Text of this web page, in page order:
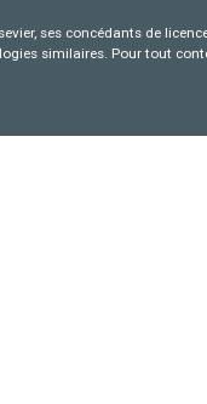
ses concédants de
similaires. Pour tout